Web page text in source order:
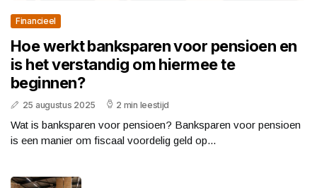
Financieel
Hoe werkt banksparen voor pensioen en
is het verstandig om hiermee te
beginnen?
25 augustus 2025 2 min leestijd
Wat is banksparen voor pensioen? Banksparen voor pensioen
is een manier om fiscaal voordelig geld op...